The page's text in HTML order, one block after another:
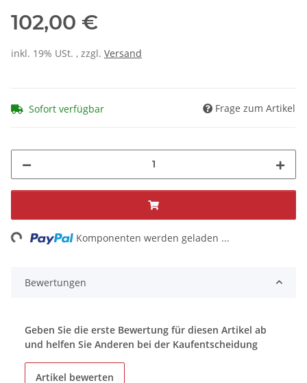
102,00 €
inkl. 19% USt. , zzgl. Versand
Sofort verfügbar Frage zum Artikel
Komponenten werden geladen ...
Bewertungen
Geben Sie die erste Bewertung für diesen Artikel ab
und helfen Sie Anderen bei der Kaufentscheidung
Artikel bewerten